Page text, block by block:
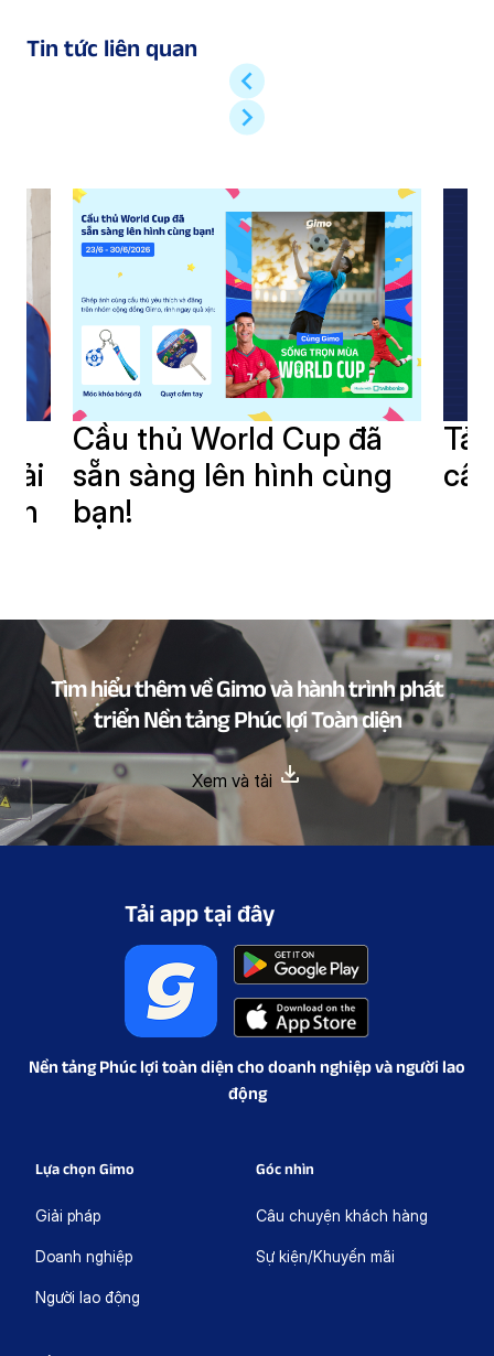
Tin tức liên quan
Cầu thủ World Cup đã
sẵn sàng lên hình cùng
bạn!
Tìm hiểu thêm về Gimo và hành trình phát
triển Nền tảng Phúc lợi Toàn diện
Xem và tải
Tải app tại đây
Nền tảng Phúc lợi toàn diện cho doanh nghiệp và người lao
động
Lựa chọn Gimo
Giải pháp
Doanh nghiệp
Người lao động
Góc nhìn
Câu chuyện khách hàng
Sự kiện/Khuyến mãi